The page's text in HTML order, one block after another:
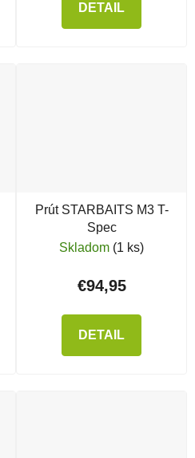
DETAIL
Prút STARBAITS M3 T-
Spec
Skladom (1 ks)
€94,95
DETAIL